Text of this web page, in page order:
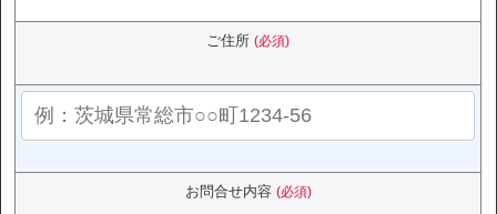
ご住所(必須)
お問合せ内容 (必須)